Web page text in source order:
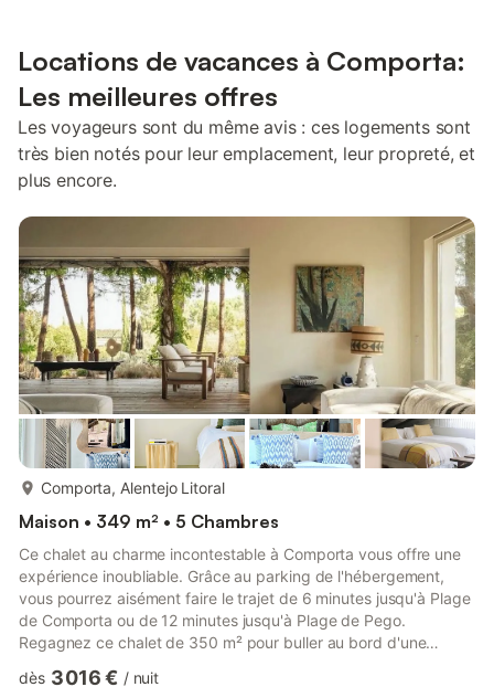
Locations de vacances à Comporta:
Les meilleures offres
Les voyageurs sont du même avis : ces logements sont
très bien notés pour leur emplacement, leur propreté, et
plus encore.
Comporta, Alentejo Litoral
Maison • 349 m² • 5 Chambres
Ce chalet au charme incontestable à Comporta vous offre une
expérience inoubliable. Grâce au parking de l'hébergement,
vous pourrez aisément faire le trajet de 6 minutes jusqu'à Plage
de Comporta ou de 12 minutes jusqu'à Plage de Pego.
Regagnez ce chalet de 350 m² pour buller au bord d'une
dès 3 016 € / nuit